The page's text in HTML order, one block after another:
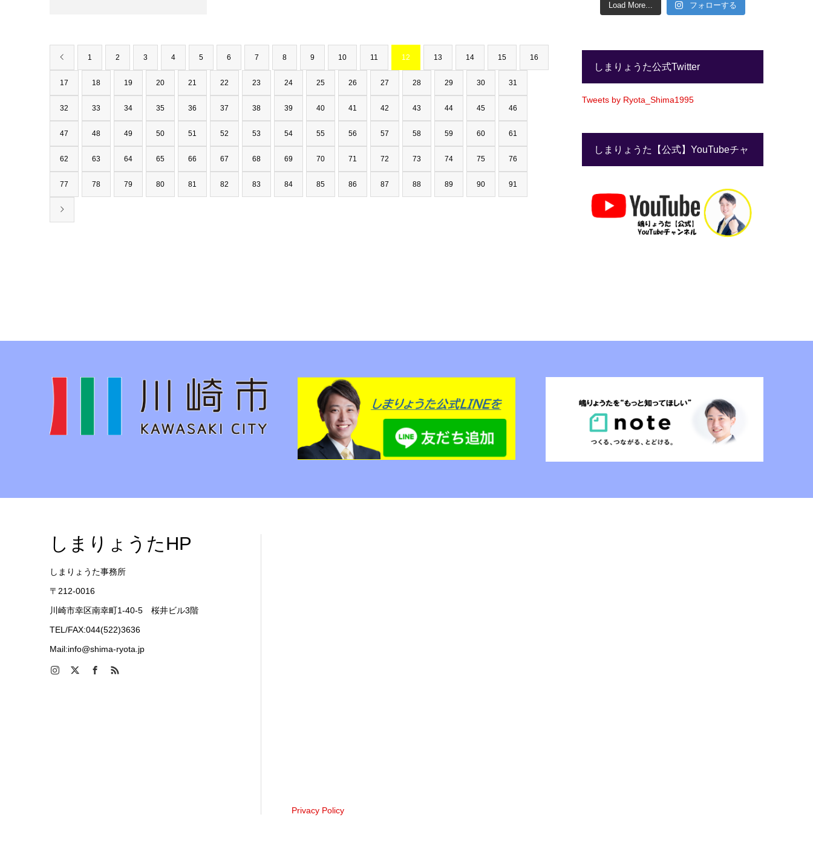
1 2 3 4 5 6 7 8 9 10 11 12 13 14 15 16
17 18 19 20 21 22 23 24 25 26 27 28 29 30 31
32 33 34 35 36 37 38 39 40 41 42 43 44 45 46
47 48 49 50 51 52 53 54 55 56 57 58 59 60 61
62 63 64 65 66 67 68 69 70 71 72 73 74 75 76
77 78 79 80 81 82 83 84 85 86 87 88 89 90 91
Load More... フォローする
しまりょうた公式Twitter
Tweets by Ryota_Shima1995
しまりょうた【公式】YouTubeチャ
しまりょうたHP
しまりょうた事務所
〒212-0016
川崎市幸区南幸町1-40-5 桜井ビル3階
TEL/FAX:044(522)3636
Mail:info@shima-ryota.jp
Privacy Policy